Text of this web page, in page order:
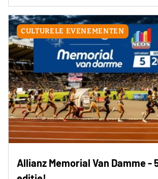
CULTURELE EVENEMENTEN
Allianz Memorial Van Damme -